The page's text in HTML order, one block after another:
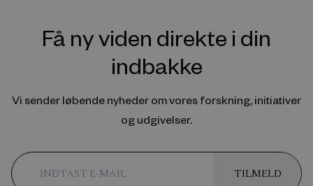
Få ny viden direkte i din
indbakke
Vi sender løbende nyheder om vores forskning, initiativer
og udgivelser.
TILMELD